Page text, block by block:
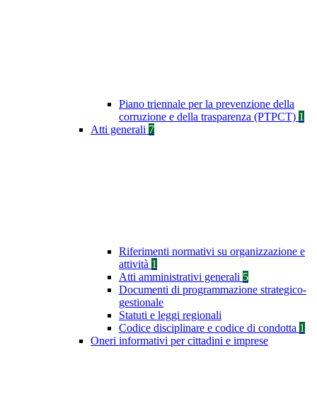
Piano triennale per la prevenzione della
corruzione e della trasparenza (PTPCT) 1
Atti generali 7
Riferimenti normativi su organizzazione e
attività 1
Atti amministrativi generali 5
Documenti di programmazione strategico-
gestionale
Statuti e leggi regionali
Codice disciplinare e codice di condotta 1
Oneri informativi per cittadini e imprese